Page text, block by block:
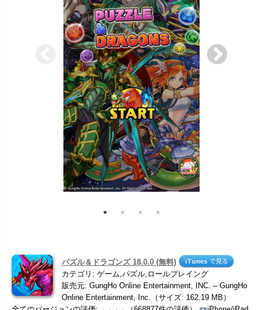
パズル＆ドラゴンズ 18.0.0 (無料)
カテゴリ: ゲーム,パズル,ロールプレイング
販売元: GungHo Online Entertainment, INC. – GungHo
Online Entertainment, Inc.（サイズ: 162.19 MB）